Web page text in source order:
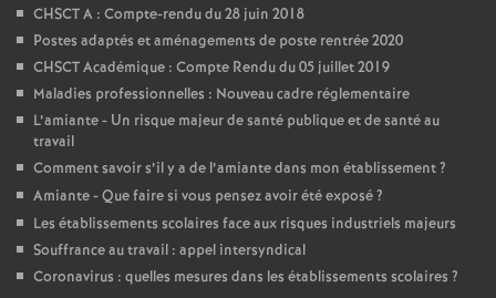
CHSCT A : Compte-rendu du 28 juin 2018
Postes adaptés et aménagements de poste rentrée 2020
CHSCT Académique : Compte Rendu du 05 juillet 2019
Maladies professionnelles : Nouveau cadre réglementaire
L’amiante - Un risque majeur de santé publique et de santé au
travail
Comment savoir s’il y a de l’amiante dans mon établissement?
Amiante - Que faire si vous pensez avoir été exposé?
Les établissements scolaires face aux risques industriels majeurs
Souffrance au travail : appel intersyndical
Coronavirus : quelles mesures dans les établissements scolaires ?